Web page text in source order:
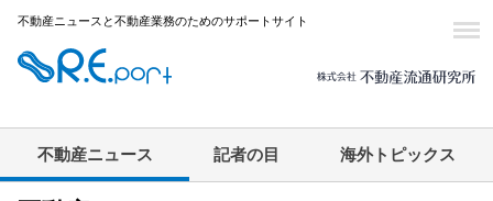
不動産ニュースと不動産業務のためのサポートサイト
不動産ニュース 記者の目 海外トピックス